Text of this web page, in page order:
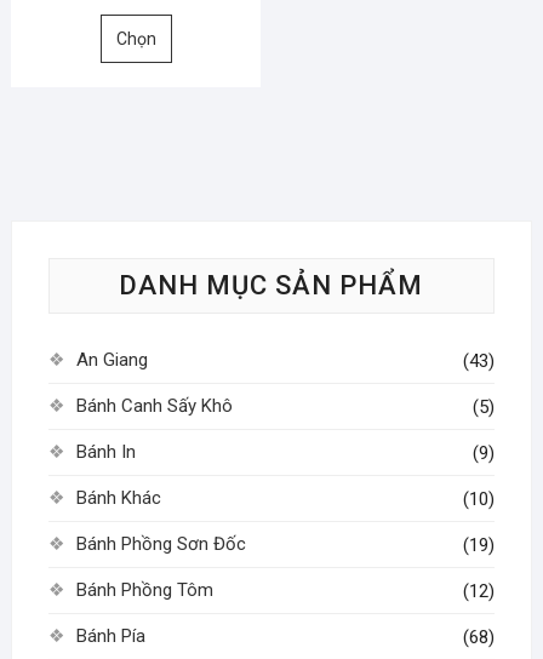
Chọn
Sản
chọn
chọn
DANH MỤC SẢN PHẨM
An Giang (43)
Bánh Canh Sấy Khô (5)
Bánh In (9)
Bánh Khác (10)
Bánh Phồng Sơn Đốc (19)
Bánh Phồng Tôm (12)
Bánh Pía (68)